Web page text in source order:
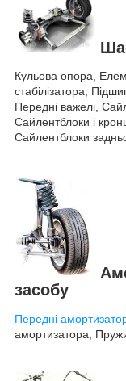
Кульова опора,
стабілізатора,
Передні важелі,
Сайлентблоки і
Сайлентблоки
засобу
Передні
амортизатора,